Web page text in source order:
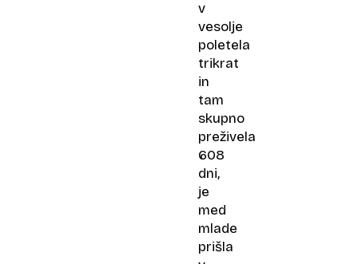
v
vesolje
poletela
trikrat
in
tam
skupno
preživela
608
dni,
je
med
mlade
prišla